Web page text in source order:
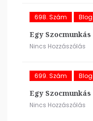
698. Szám Blog
Egy Szocmunkás
Nincs Hozzászólás
699. Szám Blog
Egy Szocmunkás
Nincs Hozzászólás